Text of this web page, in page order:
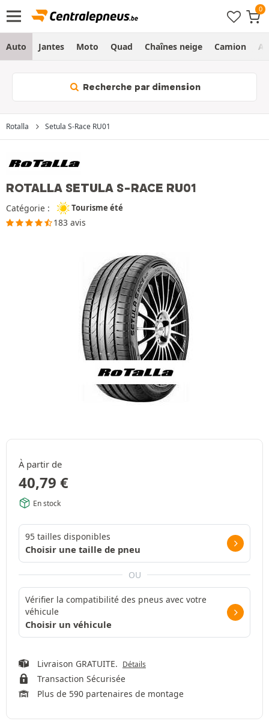
Auto Jantes Moto Quad Chaînes neige Camion
Recherche par dimension
Rotalla Setula S-Race RU01
ROTALLA SETULA S-RACE RU01
Catégorie : Tourisme été
183 avis
À partir de
40,79 €
En stock
95 tailles disponibles
Choisir une taille de pneu
OU
Vérifier la compatibilité des pneus avec votre
véhicule
Choisir un véhicule
Livraison GRATUITE. Détails
Transaction Sécurisée
Plus de 590 partenaires de montage